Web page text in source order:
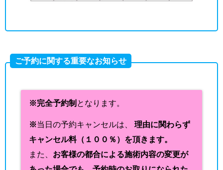
ご予約に関する重要なお知らせ
※完全予約制 となります。
※当日の予約キャンセルは、 理由に関わらず
キャンセル料（１００％）を頂きます。
また、 お客様の都合による施術内容の変更が